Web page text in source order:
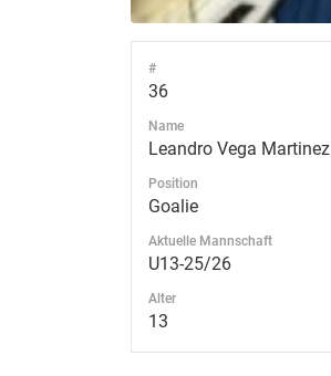
#
36
Name
Leandro Vega Martinez
Position
Goalie
Aktuelle Mannschaft
U13-25/26
Alter
13